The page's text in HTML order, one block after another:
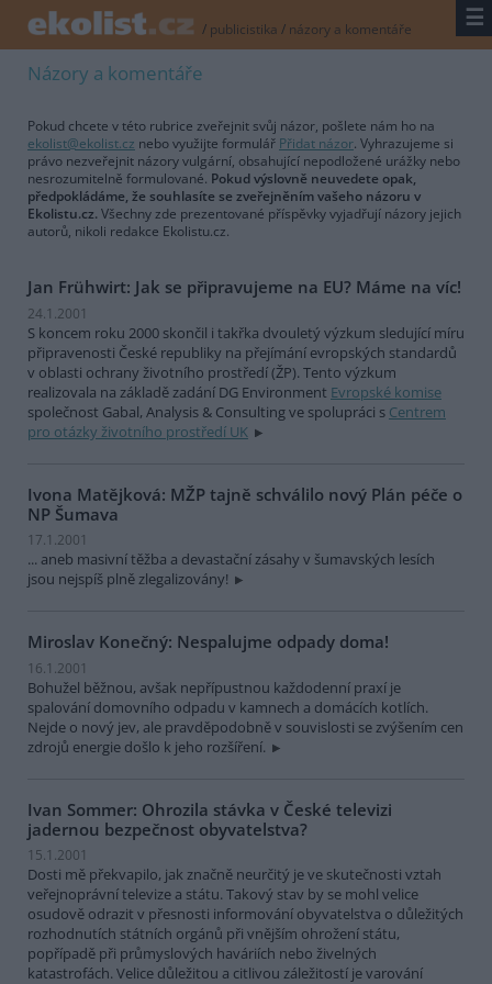
/ publicistika / názory a komentáře ☰
Názory a komentáře
Pokud chcete v této rubrice zveřejnit svůj názor, pošlete nám ho na
ekolist@ekolist.cz nebo využijte formulář Přidat názor. Vyhrazujeme si
právo nezveřejnit názory vulgární, obsahující nepodložené urážky nebo
nesrozumitelně formulované. Pokud výslovně neuvedete opak,
předpokládáme, že souhlasíte se zveřejněním vašeho názoru v
Ekolistu.cz. Všechny zde prezentované příspěvky vyjadřují názory jejich
autorů, nikoli redakce Ekolistu.cz.
Jan Frühwirt: Jak se připravujeme na EU? Máme na víc!
24.1.2001
S koncem roku 2000 skončil i takřka dvouletý výzkum sledující míru
připravenosti České republiky na přejímání evropských standardů
v oblasti ochrany životního prostředí (ŽP). Tento výzkum
realizovala na základě zadání DG Environment Evropské komise
společnost Gabal, Analysis & Consulting ve spolupráci s Centrem
pro otázky životního prostředí UK
Ivona Matějková: MŽP tajně schválilo nový Plán péče o
NP Šumava
17.1.2001
... aneb masivní těžba a devastační zásahy v šumavských lesích
jsou nejspíš plně zlegalizovány!
Miroslav Konečný: Nespalujme odpady doma!
16.1.2001
Bohužel běžnou, avšak nepřípustnou každodenní praxí je
spalování domovního odpadu v kamnech a domácích kotlích.
Nejde o nový jev, ale pravděpodobně v souvislosti se zvýšením cen
zdrojů energie došlo k jeho rozšíření.
Ivan Sommer: Ohrozila stávka v České televizi
jadernou bezpečnost obyvatelstva?
15.1.2001
Dosti mě překvapilo, jak značně neurčitý je ve skutečnosti vztah
veřejnoprávní televize a státu. Takový stav by se mohl velice
osudově odrazit v přesnosti informování obyvatelstva o důležitých
rozhodnutích státních orgánů při vnějším ohrožení státu,
popřípadě při průmyslových haváriích nebo živelných
katastrofách. Velice důležitou a citlivou záležitostí je varování